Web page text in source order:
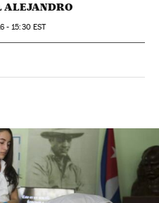
ALEJANDRO
- 15:30EST
Sociales